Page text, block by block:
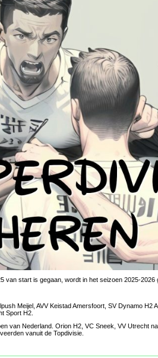
van start is gegaan, wordt in het seizoen 2025-2026
Meijel, AVV Keistad Amersfoort, SV Dynamo H2
Sport H2.
van Nederland. Orion H2, VC Sneek, VV Utrecht
vanuit de Topdivisie.